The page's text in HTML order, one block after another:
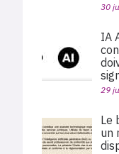
30
IA
29
Le
un